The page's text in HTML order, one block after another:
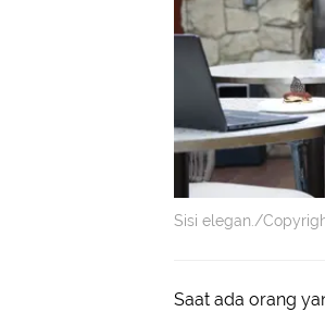
Sisi elegan./
Saat ada orang